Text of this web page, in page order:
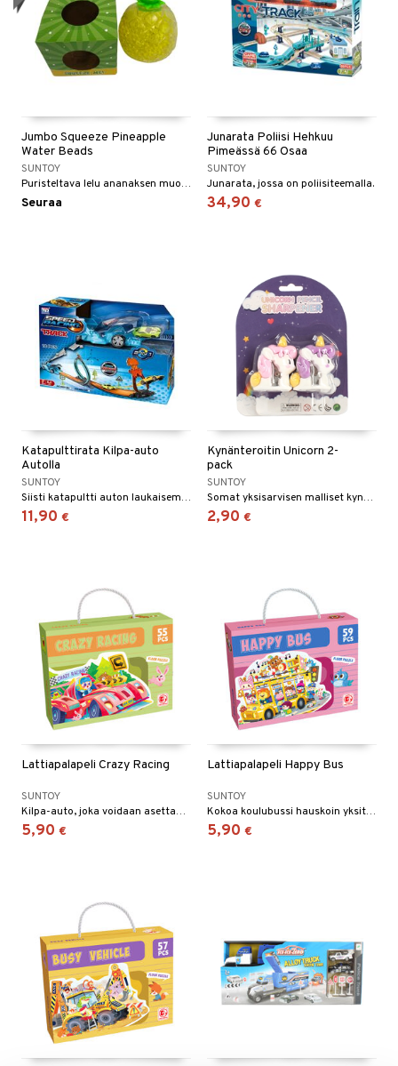
Jumbo Squeeze Pineapple
Water Beads
SUNTOY
Puristeltava lelu ananaksen muodossa.
Seuraa
Junarata Poliisi Hehkuu
Pimeässä 66 Osaa
SUNTOY
Junarata, jossa on poliisiteemalla.
34,90 €
Katapulttirata Kilpa-auto
Autolla
SUNTOY
Siisti katapultti auton laukaisemiseen!
11,90 €
Kynänteroitin Unicorn 2-
pack
SUNTOY
Somat yksisarvisen malliset kynänteroittimet.
2,90 €
Lattiapalapeli Crazy Racing
SUNTOY
Kilpa-auto, joka voidaan asettaa lattialle.
5,90 €
Lattiapalapeli Happy Bus
SUNTOY
Kokoa koulubussi hauskoin yksityiskohdin.
5,90 €